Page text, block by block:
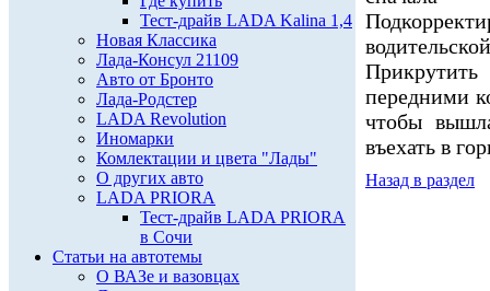
Тест-драйв LADA Kalina 1,4
Новая Классика
Лада-Консул 21109
Авто от Бронто
Лада-Родстер
LADA Revolution
Иномарки
Комлектации и цвета "Лады"
О других авто
LADA PRIORA
Тест-драйв LADA PRIORA
в Сочи
Статьи на автотемы
О ВАЗе и вазовцах
передними
чтобы
въехать в
Назад в раздел